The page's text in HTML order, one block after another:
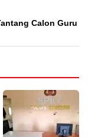
Calon Guru